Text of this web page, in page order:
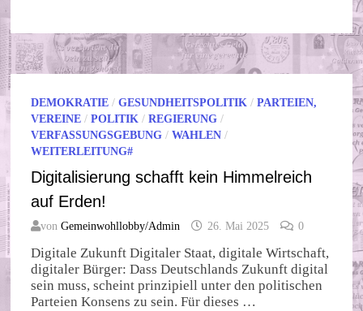
DEMOKRATIE /GESUNDHEITSPOLITIK /PARTEIEN,
VEREINE /POLITIK /REGIERUNG /
VERFASSUNGSGEBUNG /WAHLEN /
WEITERLEITUNG#
Digitalisierung schafft kein Himmelreich
auf Erden!
vonGemeinwohllobby/Admin 26. Mai 2025 0
Digitale Zukunft Digitaler Staat, digitale Wirtschaft,
digitaler Bürger: Dass Deutschlands Zukunft digital
sein muss, scheint prinzipiell unter den politischen
Parteien Konsens zu sein. Für dieses …